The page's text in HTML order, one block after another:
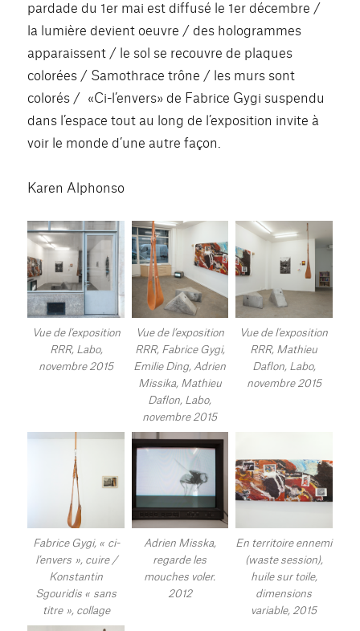
pardade du 1er mai est diffusé le 1er décembre /
la lumière devient oeuvre / des hologrammes
apparaissent / le sol se recouvre de plaques
colorées / Samothrace trône / les murs sont
colorés / «Ci-l’envers» de Fabrice Gygi suspendu
dans l’espace tout au long de l’exposition invite à
voir le monde d’une autre façon.
Karen Alphonso
Vue de l’exposition
RRR, Labo,
novembre 2015
Vue de l’exposition
RRR, Fabrice Gygi,
Emilie Ding, Adrien
Missika, Mathieu
Daflon, Labo,
novembre 2015
Vue de l’exposition
RRR, Mathieu
Daflon, Labo,
novembre 2015
Fabrice Gygi, « ci-
l’envers », cuire /
Konstantin
Sgouridis « sans
titre », collage
Adrien Misska,
regarde les
mouches voler.
2012
En territoire ennemi
(waste session),
huile sur toile,
dimensions
variable, 2015